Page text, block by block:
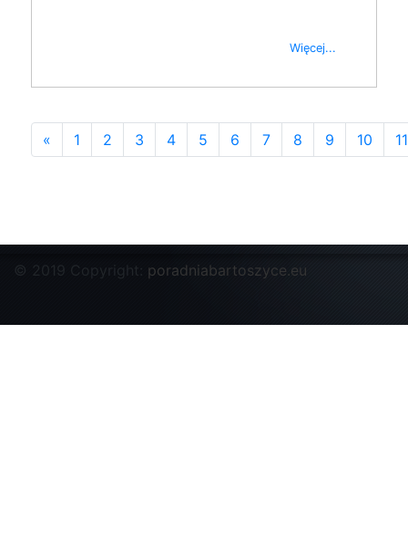
Więcej...
« 1 2 3 4 5 6 7 8 9 10 11
© 2019 Copyright: poradniabartoszyce.eu